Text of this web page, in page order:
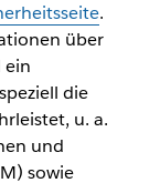
.
über
ein
die
u. a.
und
sowie